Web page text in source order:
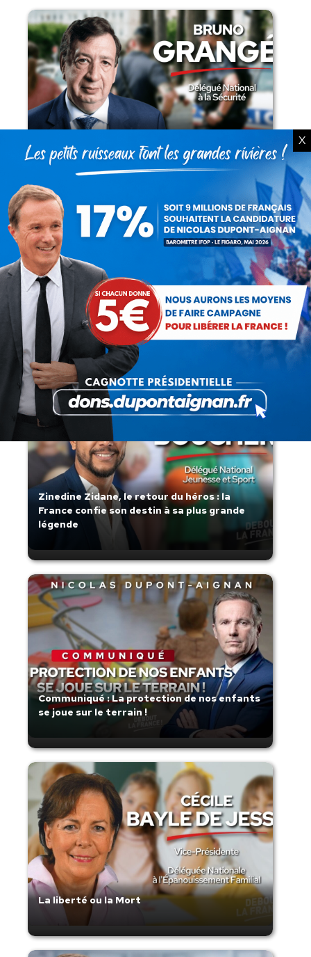
Présomption de légitimité de l’usage des
armes par les forces de l’ordre
Lorsque tout flambe et que l’État
s’affaisse.
Zinedine Zidane, le retour du héros : la
France confie son destin à sa plus grande
légende
Communiqué : La protection de nos enfants
se joue sur le terrain !
La liberté ou la Mort
X